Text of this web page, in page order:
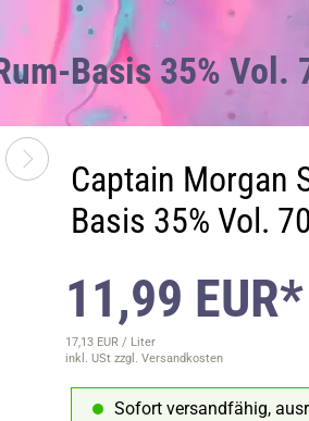
Basis 35% Vol.
Captain Morgan
Basis 35% Vol.
11,99 EUR*
17,13 EUR / Liter
inkl. USt zzgl. Versandkosten
Sofort versandfähig,